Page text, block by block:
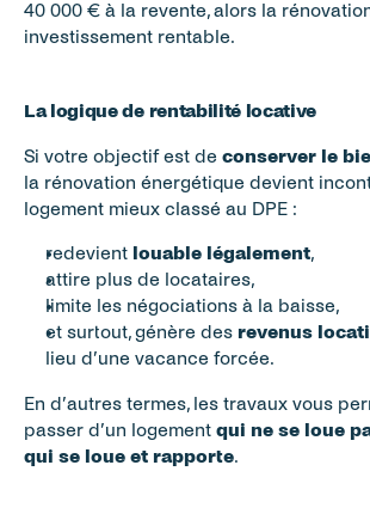
40 000 € à la revente, alors la
investissement rentable.
La logique de rentabilité locative
Si votre objectif est de conserver le
la rénovation énergétique devient
logement mieux classé au DPE :
redevient louable légalement,
attire plus de locataires,
limite les négociations à la baisse,
et surtout, génère des revenus
lieu d’une vacance forcée.
En d’autres termes, les travaux vous
passer d’un logement qui ne se loue
qui se loue et rapporte.